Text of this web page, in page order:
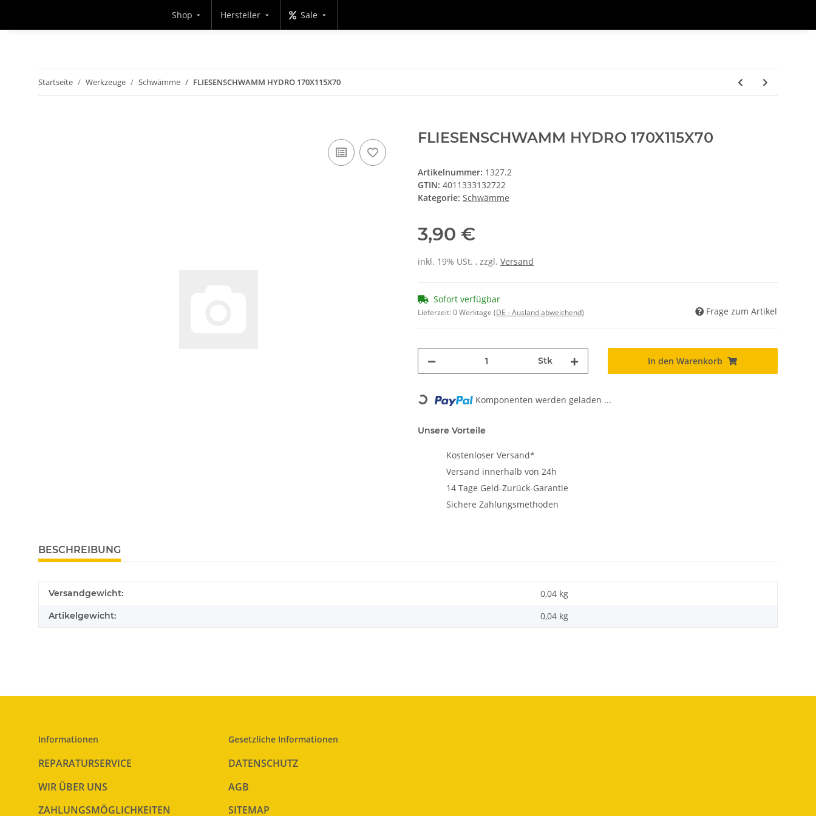
Shop Hersteller Sale
Startseite Werkzeuge Schwämme FLIESENSCHWAMM HYDRO 170X115X70
FLIESENSCHWAMM HYDRO 170X115X70
Artikelnummer: 1327.2
GTIN: 4011333132722
Kategorie: Schwämme
3,90 €
inkl. 19% USt. , zzgl. Versand
Sofort verfügbar
Lieferzeit:0 Werktage (DE - Ausland abweichend) Frage zum Artikel
Stk In den Warenkorb
Loading... Komponenten werden geladen ...
Unsere Vorteile
Kostenloser Versand*
Versand innerhalb von 24h
14 Tage Geld-Zurück-Garantie
Sichere Zahlungsmethoden
BESCHREIBUNG
Versandgewicht: 0,04 kg
Artikelgewicht: 0,04 kg
Informationen
REPARATURSERVICE
WIR ÜBER UNS
ZAHLUNGSMÖGLICHKEITEN
Gesetzliche Informationen
DATENSCHUTZ
AGB
SITEMAP